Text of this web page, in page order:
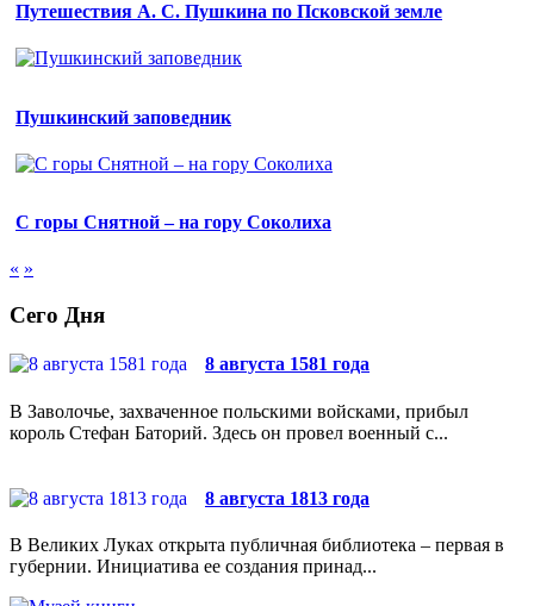
Путешествия А. С. Пушкина по Псковской земле
Пушкинский заповедник
С горы Снятной – на гору Соколиха
« »
Сего Дня
8 августа 1581 года
В Заволочье, захваченное польскими войсками, прибыл
король Стефан Баторий. Здесь он провел военный с...
8 августа 1813 года
В Великих Луках открыта публичная библиотека – первая в
губернии. Инициатива ее создания принад...